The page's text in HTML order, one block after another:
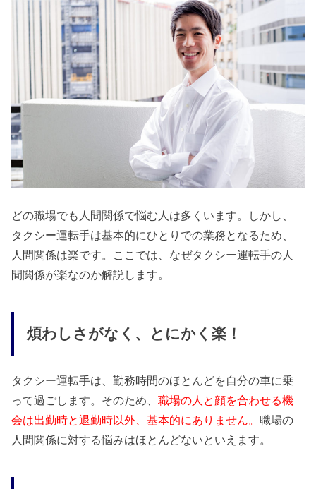
どの職場でも人間関係で悩む人は多くいます。しかし、
タクシー運転手は基本的にひとりでの業務となるため、
人間関係は楽です。ここでは、なぜタクシー運転手の人
間関係が楽なのか解説します。
煩わしさがなく、とにかく楽！
タクシー運転手は、勤務時間のほとんどを自分の車に乗
って過ごします。そのため、職場の人と顔を合わせる機
会は出勤時と退勤時以外、基本的にありません。職場の
人間関係に対する悩みはほとんどないといえます。